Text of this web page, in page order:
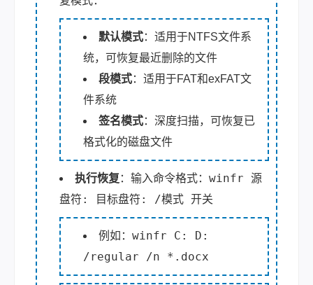
默认模式：适用于NTFS文件系
统，可恢复最近删除的文件
段模式：适用于FAT和exFAT文
件系统
签名模式：深度扫描，可恢复已
格式化的磁盘文件
执行恢复 ：输入命令格式： winfr 源
盘符: 目标盘符: /模式 开关
例如： winfr C: D:
/regular /n *.docx